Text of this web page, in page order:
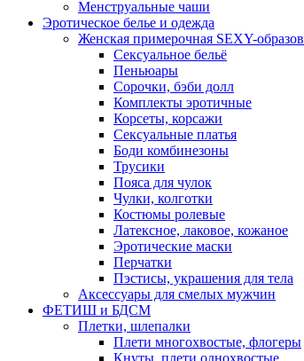
Менструальные чаши
Эротическое белье и одежда
Женская примерочная SEXY-образов
Сексуальное бельё
Пеньюары
Сорочки, бэби долл
Комплекты эротичные
Корсеты, корсажи
Сексуальные платья
Боди комбинезоны
Трусики
Пояса для чулок
Чулки, колготки
Костюмы ролевые
Латексное, лаковое, кожаное
Эротические маски
Перчатки
Пэстисы, украшения для тела
Аксессуары для смелых мужчин
ФЕТИШ и БДСМ
Плетки, шлепалки
Плети многохвостые, флогеры
Кнуты, плети однохвостые